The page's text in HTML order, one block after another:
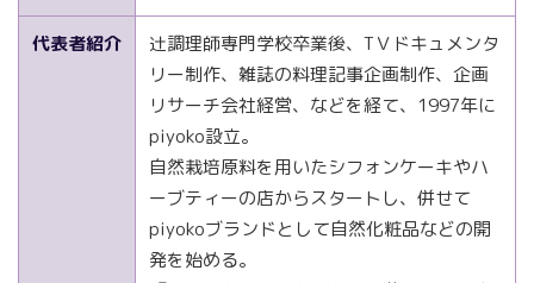
代表者紹介
辻調理師専門学校卒業後、ТＶドキュメンタ
リー制作、雑誌の料理記事企画制作、企画
リサーチ会社経営、などを経て、1997年に
piyoko設立。
自然栽培原料を用いたシフォンケーキやハ
ーブティーの店からスタートし、併せて
piyokoブランドとして自然化粧品などの開
発を始める。